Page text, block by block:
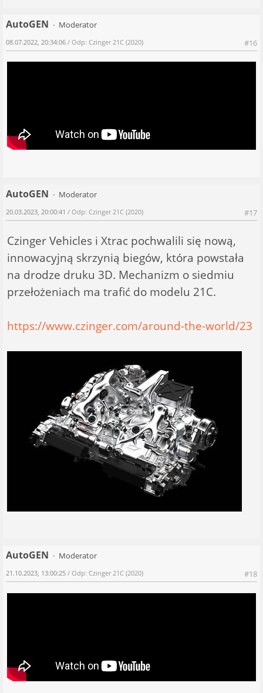
AutoGEN
Moderator
#16
08.07.2022, 20:34:06 / Odp: Czinger 21C (2020)
AutoGEN
Moderator
#17
20.03.2023, 20:00:41 / Odp: Czinger 21C (2020)
Czinger Vehicles i Xtrac pochwalili się nową,
innowacyjną skrzynią biegów, która powstała
na drodze druku 3D. Mechanizm o siedmiu
przełożeniach ma trafić do modelu 21C.
https://www.czinger.com/around-the-world/23
AutoGEN
Moderator
#18
21.10.2023, 13:00:25 / Odp: Czinger 21C (2020)